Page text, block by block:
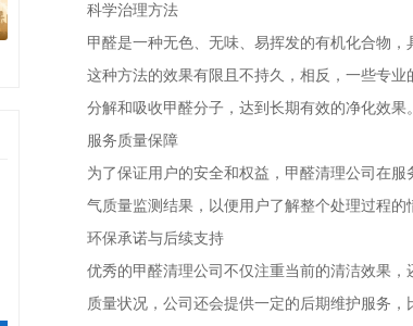
科学治理方法
甲醛是一种无色、无味、易挥发的有机化合物
这种方法的效果有限且不持久，相反，一些专
分解和吸收甲醛分子，达到长期有效的净化效果。
服务质量保障
为了保证用户的安全和权益，甲醛清理公司在
气质量监测结果，以便用户了解整个处理过程
环保承诺与后续支持
优秀的甲醛清理公司不仅注重当前的清洁效果
质量状况，公司还会提供一定的后期维护服务